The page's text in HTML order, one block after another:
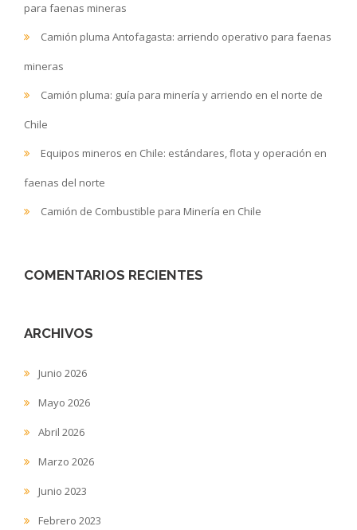
para faenas mineras
Camión pluma Antofagasta: arriendo operativo para faenas
mineras
Camión pluma: guía para minería y arriendo en el norte de
Chile
Equipos mineros en Chile: estándares, flota y operación en
faenas del norte
Camión de Combustible para Minería en Chile
COMENTARIOS RECIENTES
ARCHIVOS
Junio 2026
Mayo 2026
Abril 2026
Marzo 2026
Junio 2023
Febrero 2023